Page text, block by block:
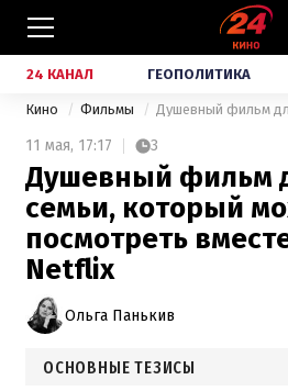
24 КАНАЛ ГЕОПОЛИТИКА
Кино Фильмы
11 мая, 17:17 3
Душевный фильм
семьи, который
посмотреть
Netflix
Ольга Панькив
ОСНОВНЫЕ ТЕЗИСЫ